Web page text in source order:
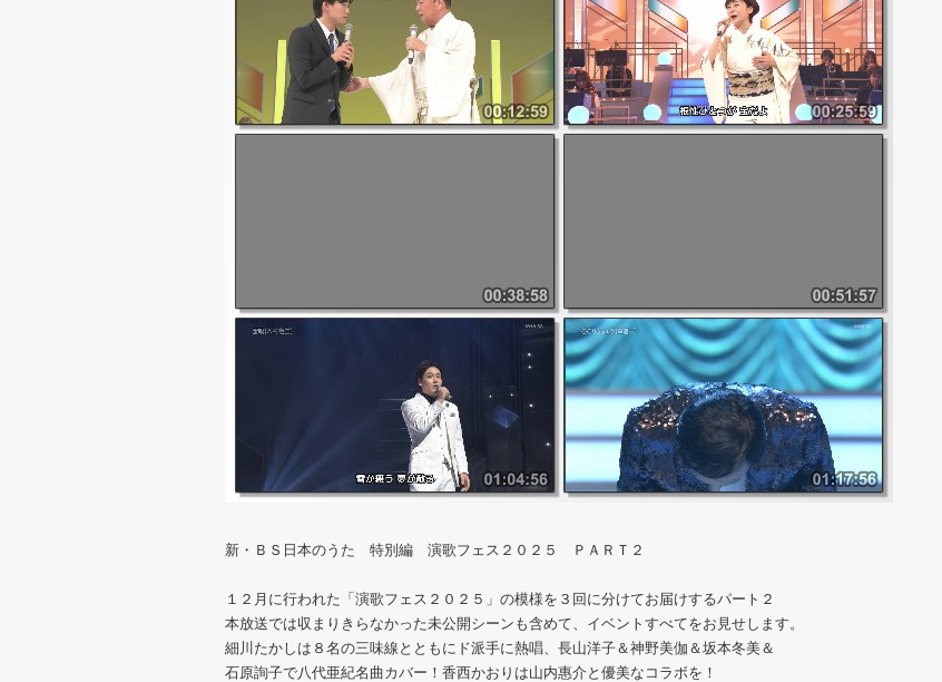
新・ＢＳ日本のうた 特別編 演歌フェス２０２５ ＰＡＲＴ２
１２月に行われた「演歌フェス２０２５」の模様を３回に分けてお届けするパート２
本放送では収まりきらなかった未公開シーンも含めて、イベントすべてをお見せします。
細川たかしは８名の三味線とともにド派手に熱唱、長山洋子＆神野美伽＆坂本冬美＆
石原詢子で八代亜紀名曲カバー！香西かおりは山内惠介と優美なコラボを！